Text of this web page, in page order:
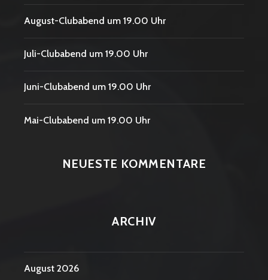
August-Clubabend um 19.00 Uhr
Juli-Clubabend um 19.00 Uhr
Juni-Clubabend um 19.00 Uhr
Mai-Clubabend um 19.00 Uhr
NEUESTE KOMMENTARE
ARCHIV
August 2026